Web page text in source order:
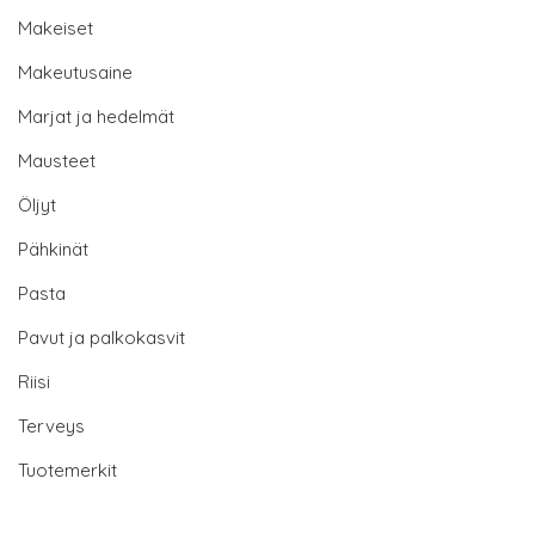
Makeiset
Makeutusaine
Marjat ja hedelmät
Mausteet
Öljyt
Pähkinät
Pasta
Pavut ja palkokasvit
Riisi
Terveys
Tuotemerkit